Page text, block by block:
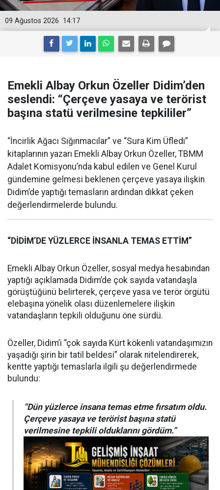
14:17
09 Ağustos 2026
Emekli Albay Orkun Özeller Didim’den
seslendi: “Çerçeve yasaya ve terörist
başına statü verilmesine tepkililer”
“İncirlik Ağacı Sığınmacılar” ve “Sura Kim Üfledi”
kitaplarının yazarı Emekli Albay Orkun Özeller, TBMM
Adalet Komisyonu’nda kabul edilen ve Genel Kurul
gündemine gelmesi beklenen çerçeve yasaya ilişkin
Didim’de yaptığı temasların ardından dikkat çeken
değerlendirmelerde bulundu.
“DİDİM’DE YÜZLERCE İNSANLA TEMAS ETTİM”
Emekli Albay Orkun Özeller, sosyal medya hesabından
yaptığı açıklamada Didim’de çok sayıda vatandaşla
görüştüğünü belirterek, çerçeve yasa ve terör örgütü
elebaşına yönelik olası düzenlemelere ilişkin
vatandaşların tepkili olduğunu öne sürdü.
Özeller, Didim’i “çok sayıda Kürt kökenli vatandaşımızın
yaşadığı şirin bir tatil beldesi” olarak nitelendirerek,
kentte yaptığı temaslarla ilgili şu değerlendirmede
bulundu:
“Dün yüzlerce insana temas etme fırsatım oldu.
Çerçeve yasaya ve terörist başına statü
verilmesine tepkili olduklarını gördüm.”